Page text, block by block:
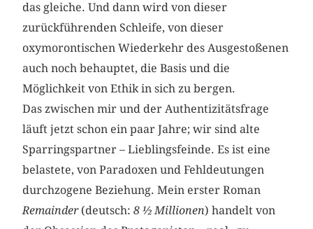
das gleiche. Und dann wird von dieser
zurückführenden Schleife, von dieser
oxymorontischen Wiederkehr des Ausgestoßenen
auch noch behauptet, die Basis und die
Möglichkeit von Ethik in sich zu bergen.
Das zwischen mir und der Authentizitätsfrage
läuft jetzt schon ein paar Jahre; wir sind alte
Sparringspartner – Lieblingsfeinde. Es ist eine
belastete, von Paradoxen und Fehldeutungen
durchzogene Beziehung. Mein erster Roman
Remainder(deutsch:8 ½ Millionen) handelt von